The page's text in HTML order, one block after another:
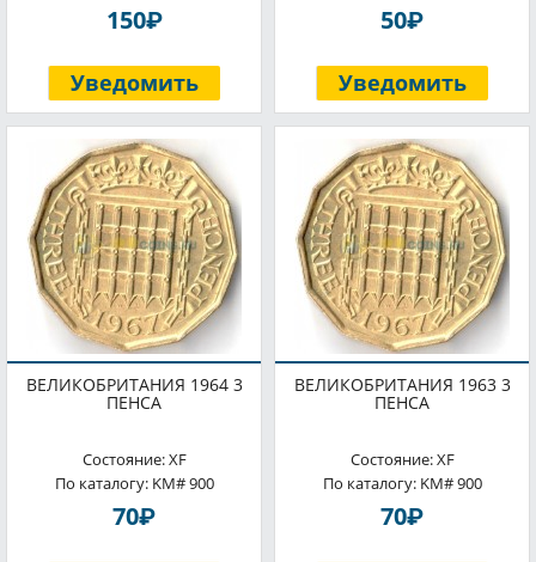
150P
Уведомить
50P
Уведомить
ВЕЛИКОБРИТАНИЯ 1964 3
ПЕНСА
Состояние: XF
По каталогу: KM# 900
70P
ВЕЛИКОБРИТАНИЯ 1963 3
ПЕНСА
Состояние: XF
По каталогу: KM# 900
70P